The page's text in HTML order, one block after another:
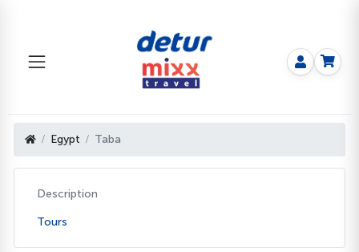
Egypt Taba
Description
Tours